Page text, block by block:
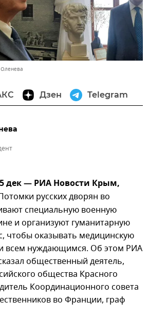
Дзен Telegram
дек — РИА Новости Крым,
русских дворян во
специальную военную
и организуют гуманитарную
чтобы оказывать медицинскую
всем нуждающимся. Об этом РИА
общественный деятель,
общества Красного
Координационного совета
во Франции, граф